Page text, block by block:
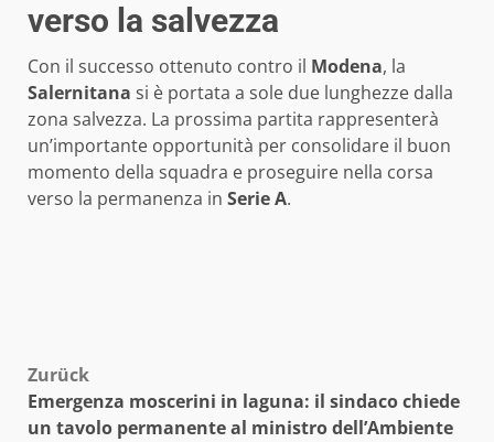
verso la salvezza
Con il successo ottenuto contro il Modena, la
Salernitana si è portata a sole due lunghezze dalla
zona salvezza. La prossima partita rappresenterà
un’importante opportunità per consolidare il buon
momento della squadra e proseguire nella corsa
verso la permanenza in Serie A.
Beitragsnavigation
Zurück
Emergenza moscerini in laguna: il sindaco chiede
un tavolo permanente al ministro dell’Ambiente